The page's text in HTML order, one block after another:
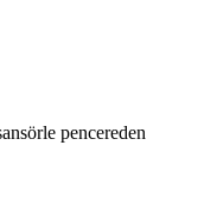
pencereden